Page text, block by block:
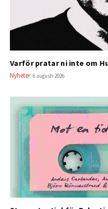
Varför pratar ni inte om
Nyheter 6 augusti 2026